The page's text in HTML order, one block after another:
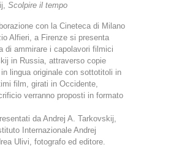
Scolpire il tempo
con la Cineteca di Milano
Alfieri, a Firenze si presenta
di ammirare i capolavori filmici
in Russia, attraverso copie
lingua originale con sottotitoli in
film, girati in Occidente,
verranno proposti in formato
da Andrej A. Tarkovskij,
Internazionale Andrej
Ulivi, fotografo ed editore.